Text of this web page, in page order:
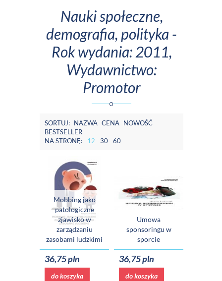
Nauki społeczne,
demografia, polityka -
Rok wydania: 2011,
Wydawnictwo:
Promotor
SORTUJ: NAZWA CENA NOWOŚĆ
BESTSELLER
NA STRONĘ:
12 30 60
Mobbing jako
patologiczne
zjawisko w
zarządzaniu
zasobami ludzkimi
36,75 pln
do koszyka
Umowa
sponsoringu w
sporcie
36,75 pln
do koszyka